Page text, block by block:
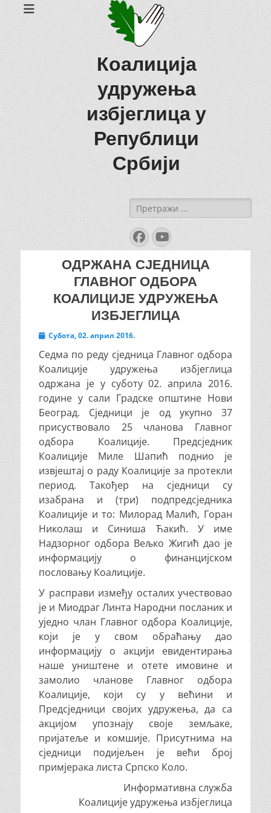
Коалиција
удружења
избјеглица у
Републици
Србији
Search
for:
Facebook
YouTube
ОДРЖАНА СЈЕДНИЦА
ГЛАВНОГ ОДБОРА
КОАЛИЦИЈЕ УДРУЖЕЊА
ИЗБЈЕГЛИЦА
Posted
Субота, 02. април 2016.
Седма по реду сједница Главног одбора
Коалиције удружења избјеглица
одржана је у суботу 02. априла 2016.
године у сали Градске општине Нови
Београд. Сједници је од укупно 37
присуствовало 25 чланова Главног
одбора Коалиције. Предсједник
Коалиције Миле Шапић поднио је
извјештај о раду Коалиције за протекли
период. Такођер на сједници су
изабрана и (три) подпредсједника
Коалиције и то: Милорад Малић, Горан
Николаш и Синиша Ћакић. У име
Надзорног одбора Вељко Жигић дао је
информацију о финанцијском
пословању Коалиције.
У расправи између осталих учествовао
је и Миодраг Линта Народни посланик и
уједно члан Главног одбора Коалиције,
који је у свом обраћању дао
информацију о акцији евидентирања
наше уништене и отете имовине и
замолио чланове Главног одбора
Коалиције, који су у већини и
Предсједници својих удружења, да са
акцијом упознају своје земљаке,
пријатеље и комшије. Присутнима на
сједници подијељен је већи број
примјерака листа Српско Коло.
Информативна служба
Коалиције удружења избјеглица